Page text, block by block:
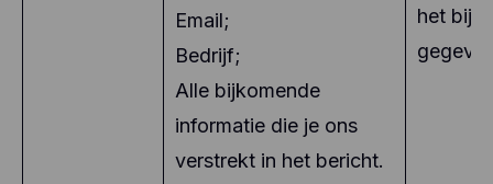
Email;
Bedrijf;
Alle bijkomende
informatie die je ons
verstrekt in het bericht.
het